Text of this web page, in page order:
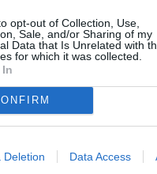
opt-out of Collection, Use,
Sale, and/or Sharing of my
Data that Is Unrelated with
for which it was collected.
Deletion Data Access